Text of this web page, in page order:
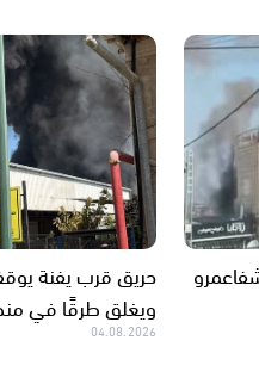
حريق قرب يفنة
ويغلق طرقًا في
04.08.2026